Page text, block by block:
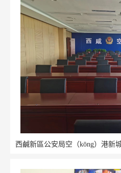
西鹹新區公安局空（kōng）港新